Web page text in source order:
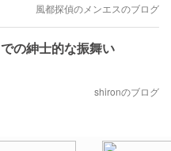
風都探偵のメンエスのブログ
の紳士的な振舞い
shironのブログ